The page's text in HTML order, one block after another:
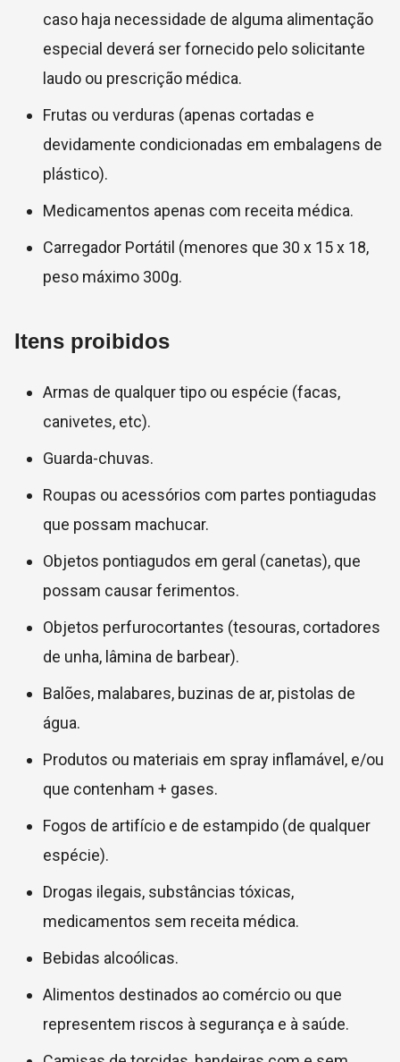
caso haja necessidade de alguma alimentação
especial deverá ser fornecido pelo solicitante
laudo ou prescrição médica.
Frutas ou verduras (apenas cortadas e
devidamente condicionadas em embalagens de
plástico).
Medicamentos apenas com receita médica.
Carregador Portátil (menores que 30 x 15 x 18,
peso máximo 300g.
Itens proibidos
Armas de qualquer tipo ou espécie (facas,
canivetes, etc).
Guarda-chuvas.
Roupas ou acessórios com partes pontiagudas
que possam machucar.
Objetos pontiagudos em geral (canetas), que
possam causar ferimentos.
Objetos perfurocortantes (tesouras, cortadores
de unha, lâmina de barbear).
Balões, malabares, buzinas de ar, pistolas de
água.
Produtos ou materiais em spray inflamável, e/ou
que contenham + gases.
Fogos de artifício e de estampido (de qualquer
espécie).
Drogas ilegais, substâncias tóxicas,
medicamentos sem receita médica.
Bebidas alcoólicas.
Alimentos destinados ao comércio ou que
representem riscos à segurança e à saúde.